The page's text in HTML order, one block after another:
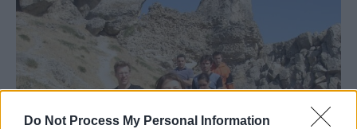
Do Not Process My Personal Information